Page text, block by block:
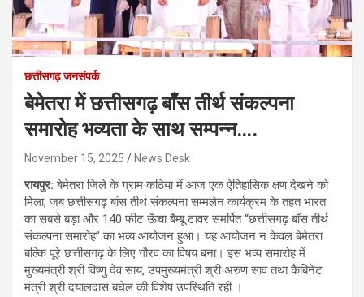
छत्तीसगढ़ जनसंपर्क
बेमेतरा में छत्तीसगढ़ बाँस तीर्थ संकल्पना
समारोह भव्यता के साथ सम्पन्न….
November 15, 2025 News Desk
रायपुर:बेमेतरा जिले के ग्राम कठिया में आज एक ऐतिहासिक क्षण देखने को
मिला, जब छत्तीसगढ़ बांस तीर्थ संकल्पना सम्मलेन कार्यक्रम के तहत भारत
का सबसे बड़ा और 140 फीट ऊँचा बैम्बू टावर समर्पित “छत्तीसगढ़ बाँस तीर्थ
संकल्पना समारोह” का भव्य आयोजन हुआ। यह आयोजन न केवल बेमेतरा
बल्कि पूरे छत्तीसगढ़ के लिए गौरव का विषय बना। इस भव्य समारोह में
मुख्यमंत्री श्री विष्णु देव साय, उपमुख्यमंत्री श्री अरुण साव तथा कैबिनेट
मंत्री श्री दयालदास बघेल की विशेष उपस्थिति रही ।